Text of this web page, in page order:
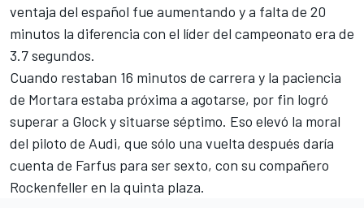
ventaja del español fue aumentando y a falta de 20
minutos la diferencia con el líder del campeonato era de
3.7 segundos.
Cuando restaban 16 minutos de carrera y la paciencia
de Mortara estaba próxima a agotarse, por fin logró
superar a Glock y situarse séptimo. Eso elevó la moral
del piloto de Audi, que sólo una vuelta después daría
cuenta de Farfus para ser sexto, con su compañero
Rockenfeller en la quinta plaza.